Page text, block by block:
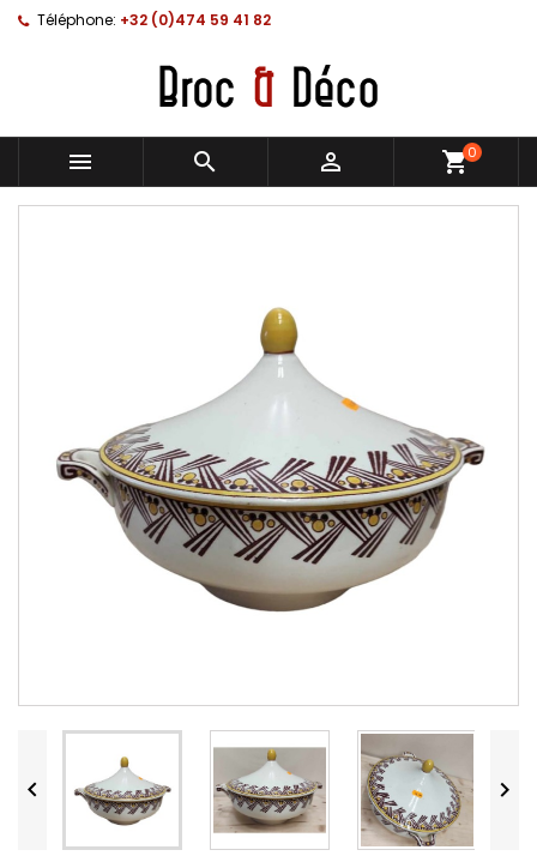
Téléphone: +32 (0)474 59 41 82
   shopping_cart0
 